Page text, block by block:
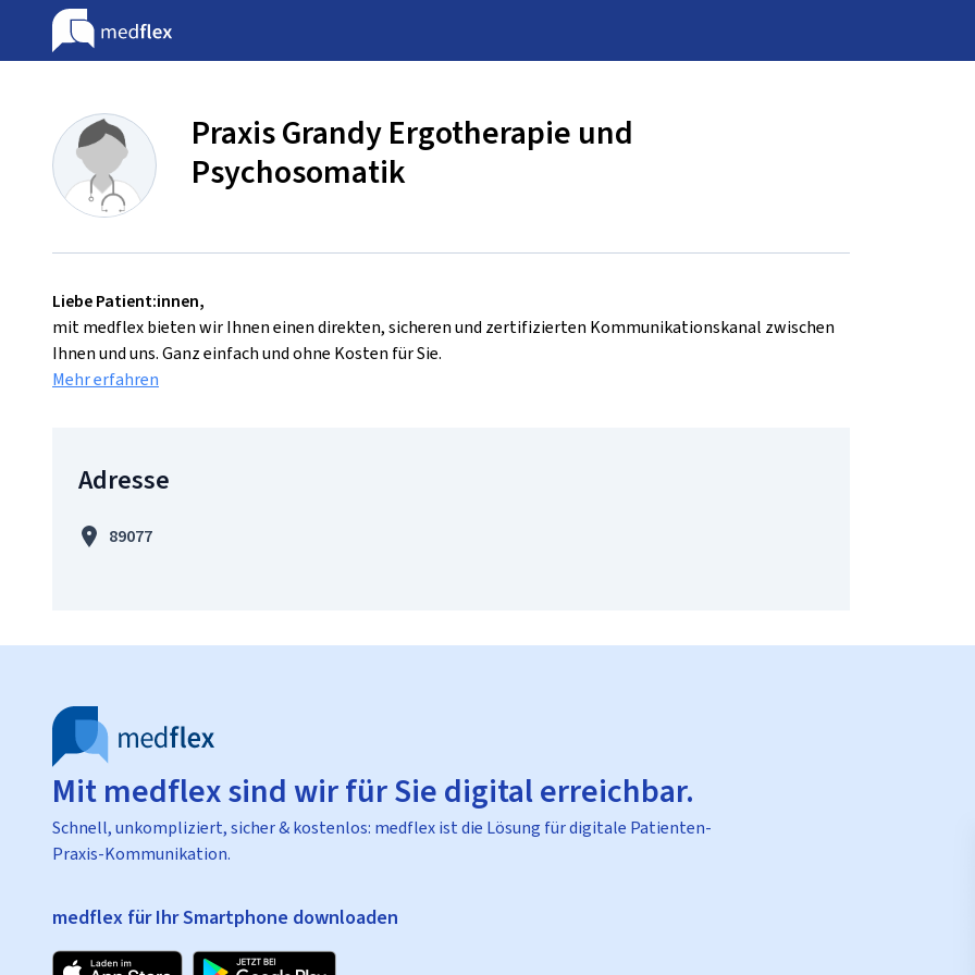
Praxis Grandy Ergotherapie und
Psychosomatik
Liebe Patient:innen,
mit medflex bieten wir Ihnen einen direkten, sicheren und zertifizierten Kommunikationskanal zwischen
Ihnen und uns. Ganz einfach und ohne Kosten für Sie.
Mehr erfahren
Adresse
89077
Mit medflex sind wir für Sie digital erreichbar.
Schnell, unkompliziert, sicher & kostenlos: medflex ist die Lösung für digitale Patienten-
Praxis-Kommunikation.
medflex für Ihr Smartphone downloaden